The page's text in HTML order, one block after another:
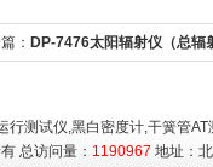
： DP-7476太阳辐射仪（总辐
行测试仪,黑白密度计,干簧管
总访问量： 1190967 地址：